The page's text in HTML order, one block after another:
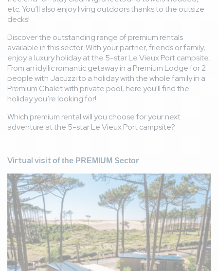
etc. You’ll also enjoy living outdoors thanks to the outsize
decks!
Discover the outstanding range of premium rentals
available in this sector. With your partner, friends or family,
enjoy a luxury holiday at the 5-star Le Vieux Port campsite.
From an idyllic romantic getaway in a Premium Lodge for 2
people with Jacuzzi to a holiday with the whole family in a
Premium Chalet with private pool, here you'll find the
holiday you’re looking for!
Which premium rental will you choose for your next
adventure at the 5-star Le Vieux Port campsite?
Virtual visit of the PREMIUM Sector
Image
thumb_downLogement sale pas entretenue
Avis général
thumb_downRien
Lydie V France 4,9/ 10
From 20/06/2026 to 27/06/2026
Couple
Avis hébergement
thumb_upLa plancha haut de gamme, literie confortable, douche
d’extérieur
thumb_downTrop près les uns des autres.
positif du camping !!!
thumb_downLes cottages sont collés les uns aux autres. Même en
hébergement premium. Aucune animation les soirs la
dernière semaine de juin. Seul un restaurant est ouvert et,
même si la carte sur l’appli mentionne les moules frites, ce
plat n’est servi qu’en juillet-août ! L’espace aquatique
pourrait être un plus mais même en période de canicule les
horaires n’ont pas été étendus et l’espace est bondé. Les
personnes laissent leur serviette sur les transats alors
qu’elles quittent l’espace ! Personne ne leur dit rien !! Une
clientèle à 95% espagnole. Déçus : nous reviendrons pas.